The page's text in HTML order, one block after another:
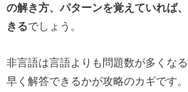
の解き方、パターンを覚えていれば
きるでしょう。
非言語は言語よりも問題数が多くな
早く解答できるかが攻略のカギです